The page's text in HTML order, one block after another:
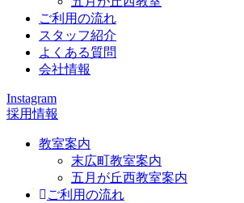
ご利用の流れ
スタッフ紹介
よくある質問
会社情報
Instagram
採用情報
教室案内
末広町教室案内
五月が丘西教室案内
ご利用の流れ